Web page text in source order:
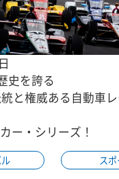
史を誇る
と権威ある自動車
ー・シリーズ！
ス